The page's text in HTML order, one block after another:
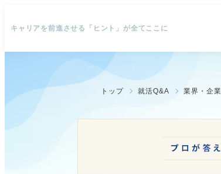
キャリアを前進させる「ヒント」が全てここに
トップ 就活Q&A 業界・企